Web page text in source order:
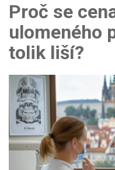
Proč se
ulomeného
tolik liší?